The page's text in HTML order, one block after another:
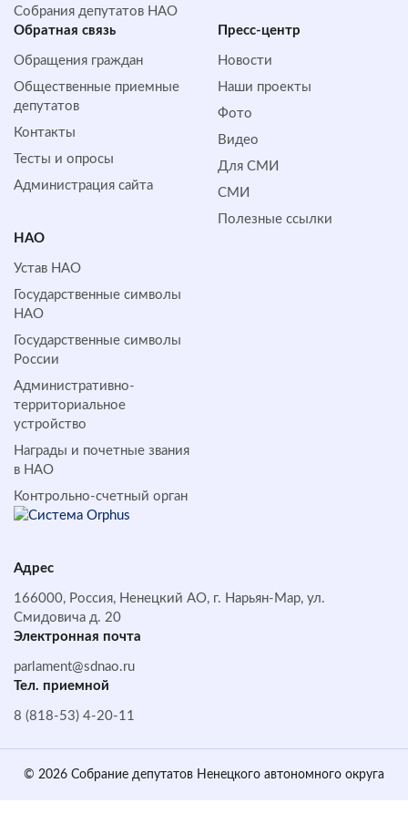
Собрания депутатов НАО
Обратная cвязь
Обращения граждан
Общественные приемные
депутатов
Контакты
Тесты и опросы
Администрация сайта
Пресс-центр
Новости
Наши проекты
Фото
Видео
Для СМИ
СМИ
Полезные ссылки
НАО
Устав НАО
Государственные символы
НАО
Государственные символы
России
Административно-
территориальное
устройство
Награды и почетные звания
в НАО
Контрольно-счетный орган
Адрес
166000, Россия, Ненецкий АО, г. Нарьян-Мар, ул.
Смидовича д. 20
Электронная почта
parlament@sdnao.ru
Тел. приемной
8 (818-53) 4-20-11
© 2026 Собрание депутатов Ненецкого автономного округа